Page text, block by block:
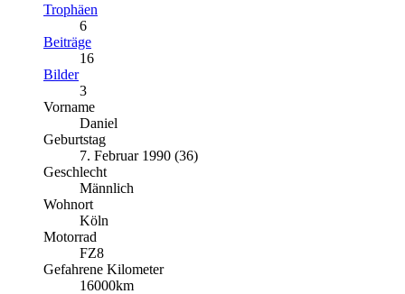
Trophäen
6
Beiträge
16
Bilder
3
Vorname
Daniel
Geburtstag
7. Februar 1990 (36)
Geschlecht
Männlich
Wohnort
Köln
Motorrad
FZ8
Gefahrene Kilometer
16000km